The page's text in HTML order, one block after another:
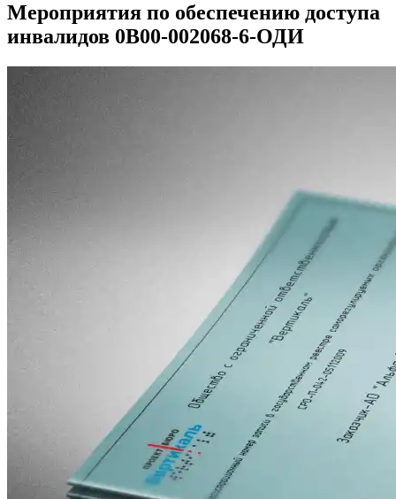
Мероприятия по обеспечению доступа
инвалидов 0В00-002068-6-ОДИ